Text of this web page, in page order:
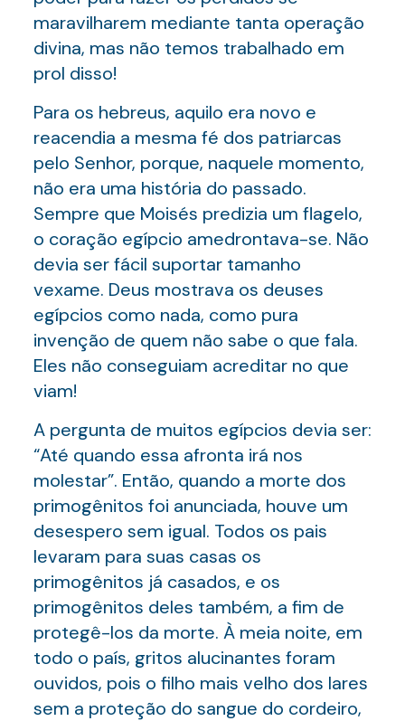
maravilharem mediante tanta operação
divina, mas não temos trabalhado em
prol disso!
Para os hebreus, aquilo era novo e
reacendia a mesma fé dos patriarcas
pelo Senhor, porque, naquele momento,
não era uma história do passado.
Sempre que Moisés predizia um flagelo,
o coração egípcio amedrontava-se. Não
devia ser fácil suportar tamanho
vexame. Deus mostrava os deuses
egípcios como nada, como pura
invenção de quem não sabe o que fala.
Eles não conseguiam acreditar no que
viam!
A pergunta de muitos egípcios devia ser:
“Até quando essa afronta irá nos
molestar”. Então, quando a morte dos
primogênitos foi anunciada, houve um
desespero sem igual. Todos os pais
levaram para suas casas os
primogênitos já casados, e os
primogênitos deles também, a fim de
protegê-los da morte. À meia noite, em
todo o país, gritos alucinantes foram
ouvidos, pois o filho mais velho dos lares
sem a proteção do sangue do cordeiro,